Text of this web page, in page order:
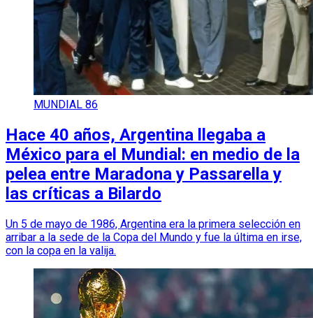
MUNDIAL 86
Hace 40 años, Argentina llegaba a
México para el Mundial: en medio de la
pelea entre Maradona y Passarella y
las críticas a Bilardo
Un 5 de mayo de 1986, Argentina era la primera selección en
arribar a la sede de la Copa del Mundo y fue la última en irse,
con la copa en la valija.